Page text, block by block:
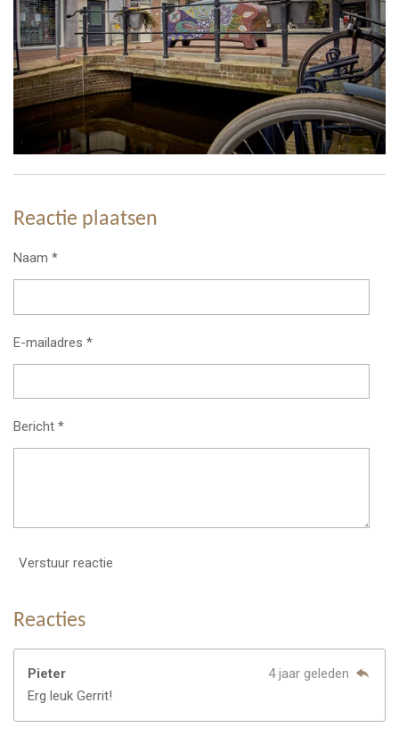
Reactie plaatsen
Naam *
E-mailadres *
Bericht *
Verstuur reactie
Reacties
Pieter
4 jaar geleden
Erg leuk Gerrit!